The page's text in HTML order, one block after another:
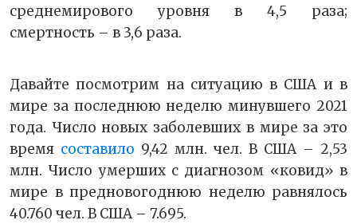
среднемирового уровня в 4,5 раза;
смертность – в 3,6 раза.
Давайте посмотрим на ситуацию в США и в
мире за последнюю неделю минувшего 2021
года. Число новых заболевших в мире за это
время составило 9,42 млн. чел. В США – 2,53
млн. Число умерших с диагнозом «ковид» в
мире в предновогоднюю неделю равнялось
40.760 чел. В США – 7.695.